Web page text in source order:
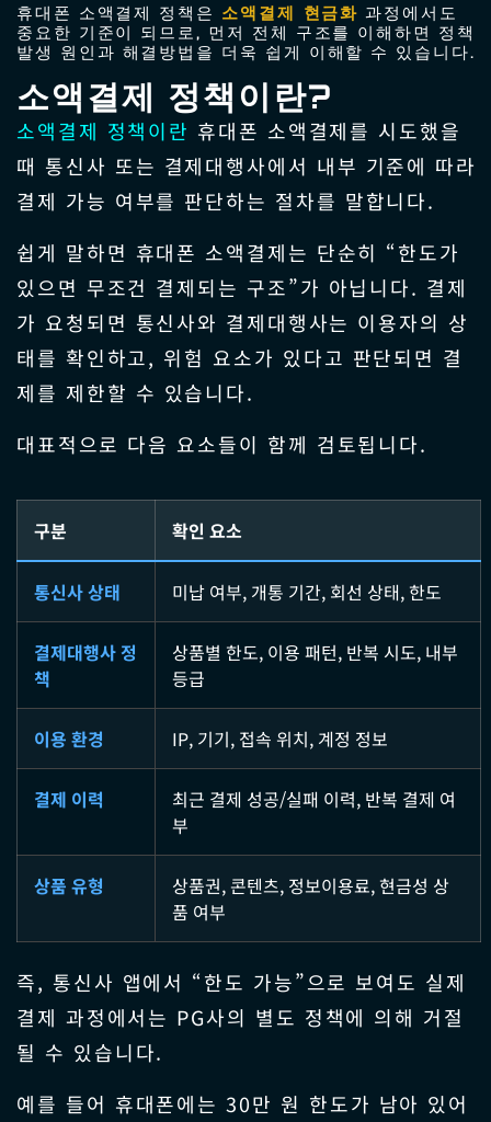
휴대폰 소액결제 정책은 소액결제 현금화 과정에서도
중요한 기준이 되므로, 먼저 전체 구조를 이해하면 정책
발생 원인과 해결방법을 더욱 쉽게 이해할 수 있습니다.
소액결제 정책이란?
소액결제 정책이란 휴대폰 소액결제를 시도했을
때 통신사 또는 결제대행사에서 내부 기준에 따라
결제 가능 여부를 판단하는 절차를 말합니다.
쉽게 말하면 휴대폰 소액결제는 단순히 “한도가
있으면 무조건 결제되는 구조”가 아닙니다. 결제
가 요청되면 통신사와 결제대행사는 이용자의 상
태를 확인하고, 위험 요소가 있다고 판단되면 결
제를 제한할 수 있습니다.
대표적으로 다음 요소들이 함께 검토됩니다.
구분 확인 요소
통신사 상태 미납 여부, 개통 기간, 회선 상태, 한도
결제대행사 정
책
상품별 한도, 이용 패턴, 반복 시도, 내부
등급
이용 환경 IP, 기기, 접속 위치, 계정 정보
결제 이력
최근 결제 성공/실패 이력, 반복 결제 여
부
상품 유형
상품권, 콘텐츠, 정보이용료, 현금성 상
품 여부
즉, 통신사 앱에서 “한도 가능”으로 보여도 실제
결제 과정에서는 PG사의 별도 정책에 의해 거절
될 수 있습니다.
예를 들어 휴대폰에는 30만 원 한도가 남아 있어